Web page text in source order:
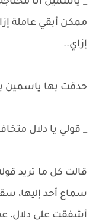
ممكن أبقي عاملة
إزاي..
حدقت بها ياسمين
_ قولي يا دلال
قالت كل ما تريد
سماع أحد إليها،
أشفقت على دلال،